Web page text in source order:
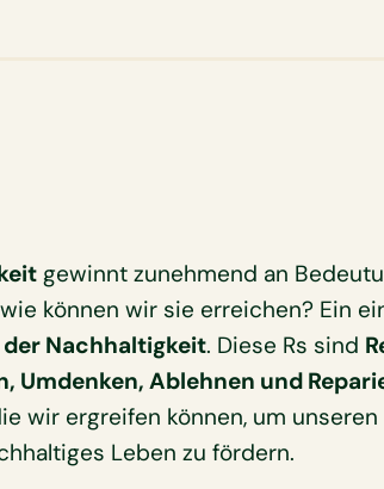
gewinnt zunehmend an
können wir sie erreichen? Ein
der Nachhaltigkeit. Diese Rs sind
Umdenken, Ablehnen und
wir ergreifen können, um
Leben zu fördern.